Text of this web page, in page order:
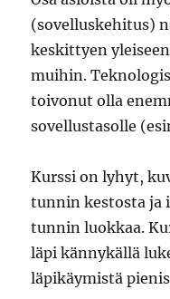
(sovelluskehitus)
keskittyen
muihin.
toivonut olla
sovellustasolle
Kurssi on lyhyt,
tunnin kestosta ja
tunnin luokkaa.
läpi kännykällä
läpikäymistä